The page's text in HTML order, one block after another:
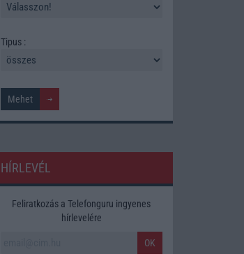
Tipus :
HÍRLEVÉL
Feliratkozás a Telefonguru ingyenes
hírlevelére
OK